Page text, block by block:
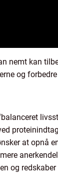
nemt kan
og
at opnå
og